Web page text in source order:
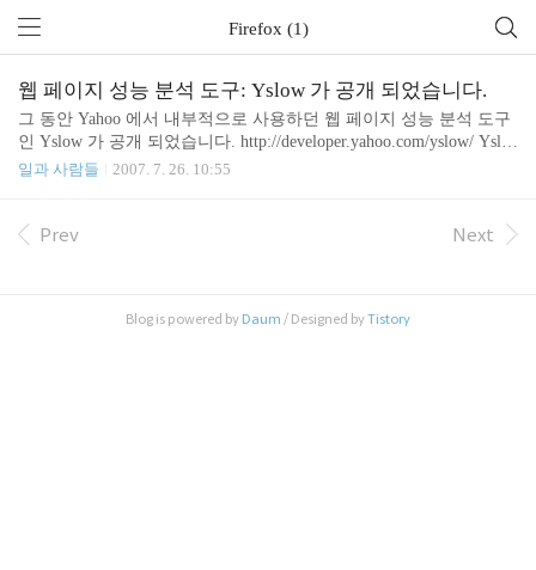
Firefox (1)
웹 페이지 성능 분석 도구: Yslow 가 공개 되었습니다.
그 동안 Yahoo 에서 내부적으로 사용하던 웹 페이지 성능 분석 도구
인 Yslow 가 공개 되었습니다. http://developer.yahoo.com/yslow/ Yslo
w 는 Firefox add-on 웹 개발 도구인 Firebug 와 연동되어 동작하며,
을 간략히 살펴 보겠습니다. ▷ 설치하기 0. 브라우저는 당연히 Firef
일과 사람들 2007. 7. 26. 10:55
Prev Next
Blog is powered by Daum / Designed byTistory